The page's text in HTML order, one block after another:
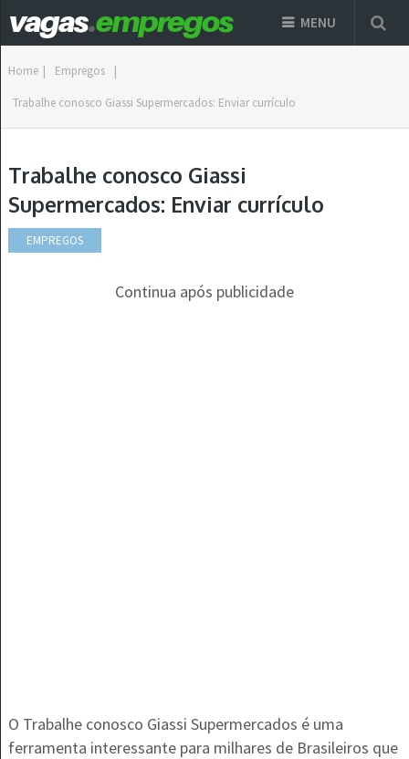
MENU
Home | Empregos |
Trabalhe conosco Giassi Supermercados: Enviar currículo
Trabalhe conosco Giassi
Supermercados: Enviar currículo
EMPREGOS
Continua após publicidade
O Trabalhe conosco Giassi Supermercados é uma
ferramenta interessante para milhares de Brasileiros que